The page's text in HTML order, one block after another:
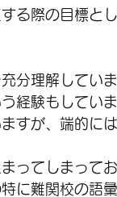
る際の目標と
分理解してい
経験もしてい
すが、端的に
ってしまって
に難関校の語